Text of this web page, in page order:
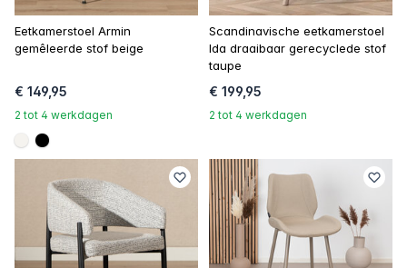
Eetkamerstoel Armin
gemêleerde stof beige
€ 149,95
2 tot 4 werkdagen
#f5f3ef#000000
Scandinavische eetkamerstoel
Ida draaibaar gerecyclede stof
taupe
€ 199,95
2 tot 4 werkdagen